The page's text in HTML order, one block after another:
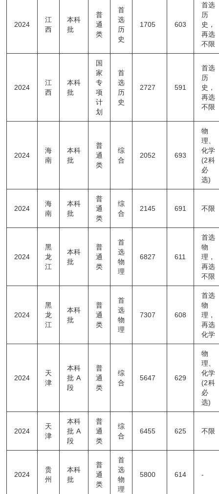
2024
江
西
本科
批
普
通
类
首
选
历
史
1705 603
首选
历
史，
再选
不限
2024
江
西
本科
批
国
家
专
项
计
划
首
选
历
史
2727 591
首选
历
史，
再选
不限
2024
海
南
本科
批
普
通
类
综
合
2052 693
物
理、
化学
(2科
必
选)
2024
海
南
本科
批
普
通
类
综
合
2145 691 不限
2024
黑
龙
江
本科
批
普
通
类
首
选
物
理
6827 611
首选
物
理，
再选
不限
2024
黑
龙
江
本科
批
普
通
类
首
选
物
理
7307 608
首选
物
理，
再选
化学
2024
天
津
本科
批A
段
普
通
类
综
合
5647 629
物
理、
化学
(2科
必
选)
2024
天
津
本科
批A
段
普
通
类
综
合
6455 625 不限
2024
贵
州
本科
批
普
通
类
首
选
物
理
5800 614 -